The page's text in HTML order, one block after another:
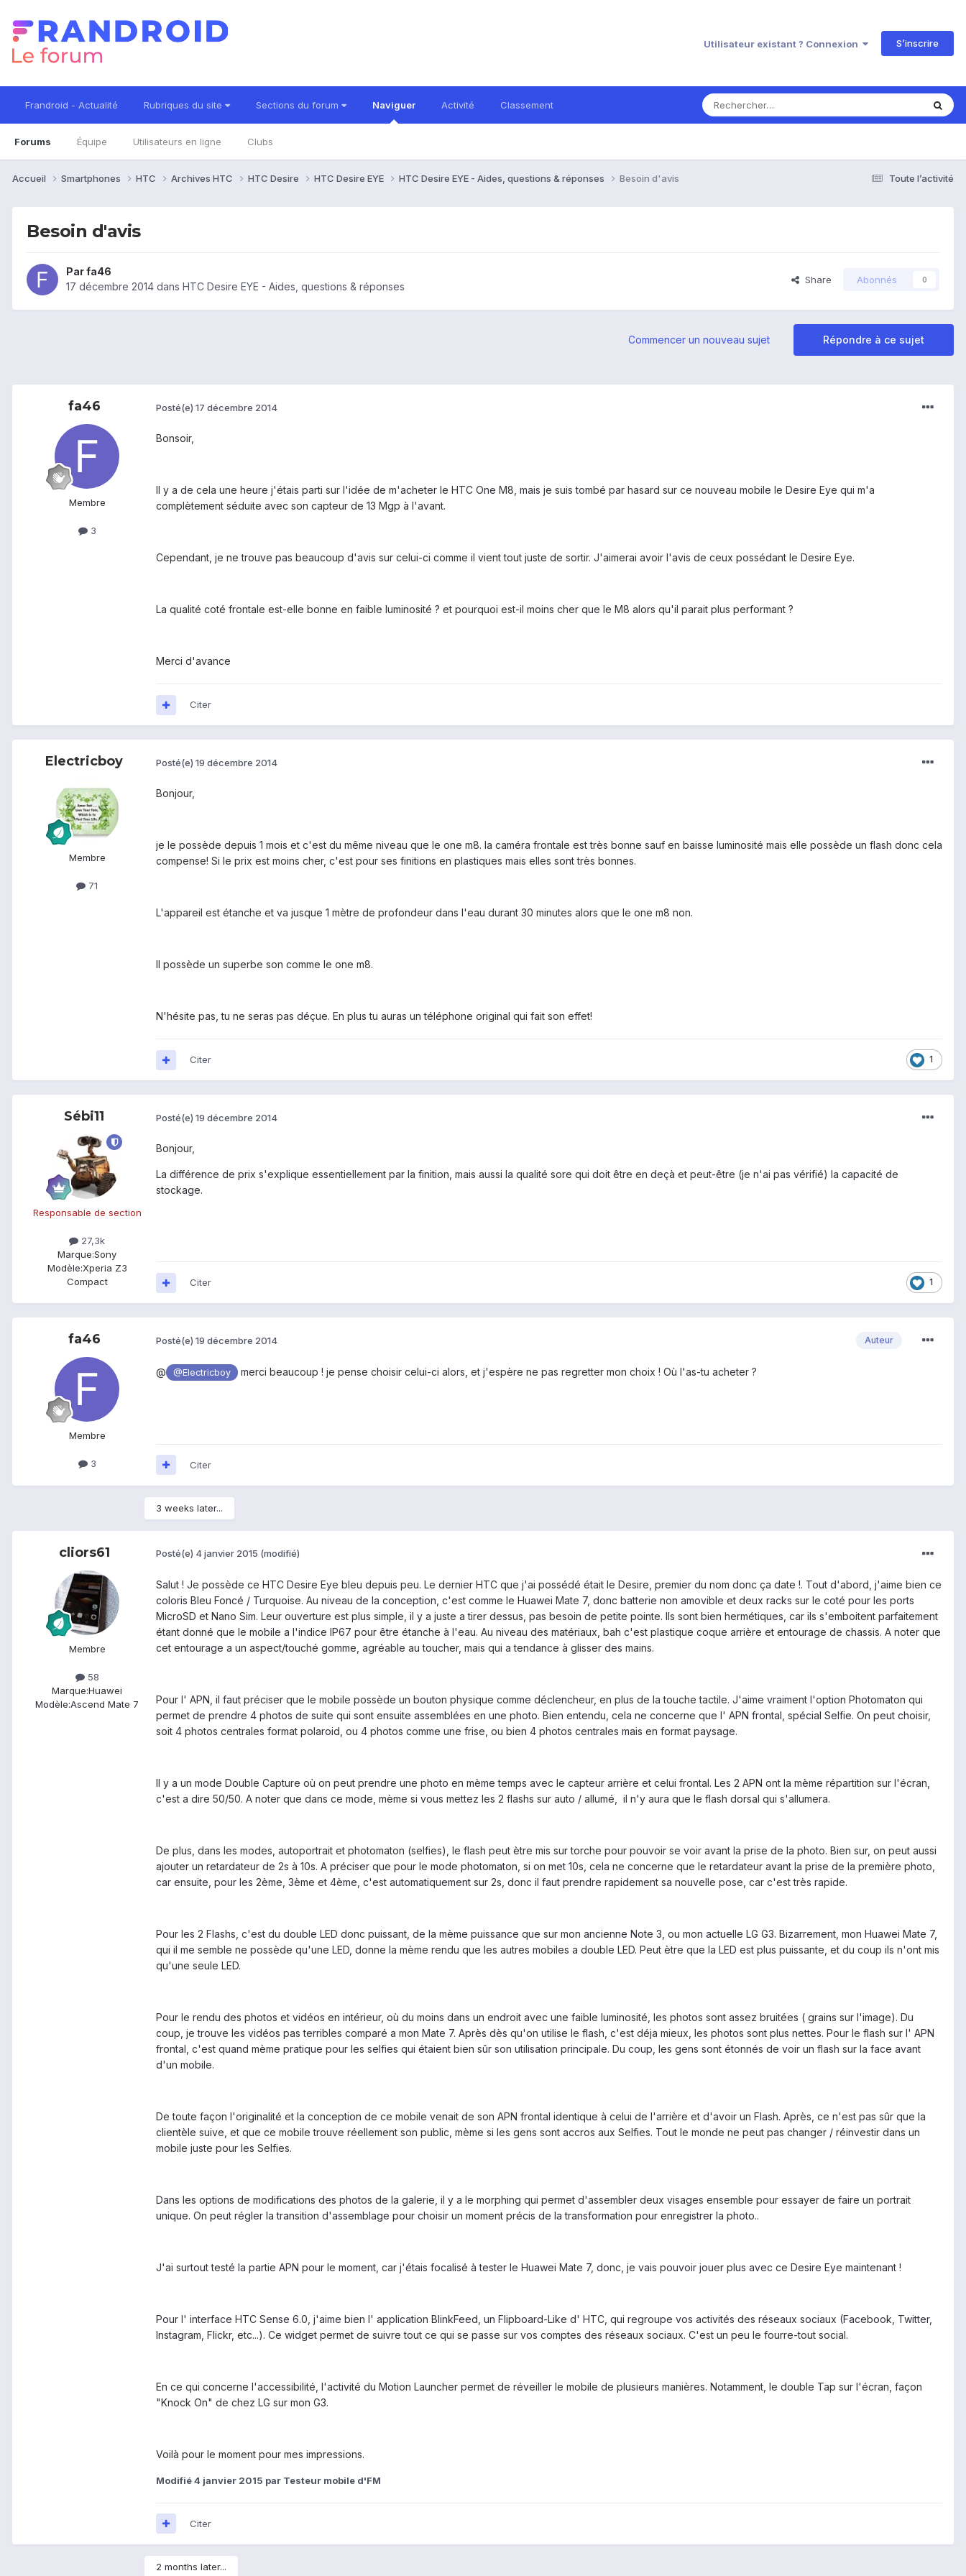
Utilisateur existant ? Connexion S’inscrire
Frandroid - Actualité Rubriques du site Sections du forum Naviguer
Forums Équipe Utilisateurs en ligne Clubs
Activité Classement
Toute l’activité
Accueil Smartphones HTC Archives HTC HTC Desire HTC Desire EYE HTC Desire EYE - Aides, questions & réponses Besoin d'avis
Besoin d'avis
Parfa46
17 décembre 2014 dans HTC Desire EYE - Aides, questions & réponses
Share Abonnés 0
Répondre à ce sujet
Commencer un nouveau sujet
fa46
Membre
3
Posté(e) 17 décembre 2014
Bonsoir,
Il y a de cela une heure j'étais parti sur l'idée de m'acheter le HTC One M8, mais je suis tombé par hasard sur ce nouveau mobile le Desire Eye qui m'a
complètement séduite avec son capteur de 13 Mgp à l'avant.
Cependant, je ne trouve pas beaucoup d'avis sur celui-ci comme il vient tout juste de sortir. J'aimerai avoir l'avis de ceux possédant le Desire Eye.
La qualité coté frontale est-elle bonne en faible luminosité ? et pourquoi est-il moins cher que le M8 alors qu'il parait plus performant ?
Merci d'avance
Citer
Electricboy
Membre
71
Posté(e) 19 décembre 2014
Bonjour,
je le possède depuis 1 mois et c'est du même niveau que le one m8. la caméra frontale est très bonne sauf en baisse luminosité mais elle possède un flash donc cela
compense! Si le prix est moins cher, c'est pour ses finitions en plastiques mais elles sont très bonnes.
L'appareil est étanche et va jusque 1 mètre de profondeur dans l'eau durant 30 minutes alors que le one m8 non.
Il possède un superbe son comme le one m8.
N'hésite pas, tu ne seras pas déçue. En plus tu auras un téléphone original qui fait son effet!
1
Citer
Sébi11
Responsable de section
27,3k
Marque:Sony
Modèle:Xperia Z3
Compact
Posté(e) 19 décembre 2014
Bonjour,
La différence de prix s'explique essentiellement par la finition, mais aussi la qualité sore qui doit être en deçà et peut-être (je n'ai pas vérifié) la capacité de
stockage.
1
Citer
fa46
Membre
3
Auteur
Posté(e) 19 décembre 2014
@ @Electricboy merci beaucoup ! je pense choisir celui-ci alors, et j'espère ne pas regretter mon choix ! Où l'as-tu acheter ?
Citer
3 weeks later...
cliors61
Membre
58
Marque:Huawei
Modèle:Ascend Mate 7
Posté(e) 4 janvier 2015 (modifié)
Salut ! Je possède ce HTC Desire Eye bleu depuis peu. Le dernier HTC que j'ai possédé était le Desire, premier du nom donc ça date !. Tout d'abord, j'aime bien ce
coloris Bleu Foncé / Turquoise. Au niveau de la conception, c'est comme le Huawei Mate 7, donc batterie non amovible et deux racks sur le coté pour les ports
MicroSD et Nano Sim. Leur ouverture est plus simple, il y a juste a tirer dessus, pas besoin de petite pointe. Ils sont bien hermétiques, car ils s'emboitent parfaitement
étant donné que le mobile a l'indice IP67 pour être étanche à l'eau. Au niveau des matériaux, bah c'est plastique coque arrière et entourage de chassis. A noter que
cet entourage a un aspect/touché gomme, agréable au toucher, mais qui a tendance à glisser des mains.
Pour l' APN, il faut préciser que le mobile possède un bouton physique comme déclencheur, en plus de la touche tactile. J'aime vraiment l'option Photomaton qui
permet de prendre 4 photos de suite qui sont ensuite assemblées en une photo. Bien entendu, cela ne concerne que l' APN frontal, spécial Selfie. On peut choisir,
soit 4 photos centrales format polaroid, ou 4 photos comme une frise, ou bien 4 photos centrales mais en format paysage.
Il y a un mode Double Capture où on peut prendre une photo en mème temps avec le capteur arrière et celui frontal. Les 2 APN ont la mème répartition sur l'écran,
c'est a dire 50/50. A noter que dans ce mode, mème si vous mettez les 2 flashs sur auto / allumé, il n'y aura que le flash dorsal qui s'allumera.
De plus, dans les modes, autoportrait et photomaton (selfies), le flash peut ètre mis sur torche pour pouvoir se voir avant la prise de la photo. Bien sur, on peut aussi
ajouter un retardateur de 2s à 10s. A préciser que pour le mode photomaton, si on met 10s, cela ne concerne que le retardateur avant la prise de la première photo,
car ensuite, pour les 2ème, 3ème et 4ème, c'est automatiquement sur 2s, donc il faut prendre rapidement sa nouvelle pose, car c'est très rapide.
Pour les 2 Flashs, c'est du double LED donc puissant, de la mème puissance que sur mon ancienne Note 3, ou mon actuelle LG G3. Bizarrement, mon Huawei Mate 7,
qui il me semble ne possède qu'une LED, donne la mème rendu que les autres mobiles a double LED. Peut ètre que la LED est plus puissante, et du coup ils n'ont mis
qu'une seule LED.
Pour le rendu des photos et vidéos en intérieur, où du moins dans un endroit avec une faible luminosité, les photos sont assez bruitées ( grains sur l'image). Du
coup, je trouve les vidéos pas terribles comparé a mon Mate 7. Après dès qu'on utilise le flash, c'est déja mieux, les photos sont plus nettes. Pour le flash sur l' APN
frontal, c'est quand mème pratique pour les selfies qui étaient bien sûr son utilisation principale. Du coup, les gens sont étonnés de voir un flash sur la face avant
d'un mobile.
De toute façon l'originalité et la conception de ce mobile venait de son APN frontal identique à celui de l'arrière et d'avoir un Flash. Après, ce n'est pas sûr que la
clientèle suive, et que ce mobile trouve réellement son public, mème si les gens sont accros aux Selfies. Tout le monde ne peut pas changer / réinvestir dans un
mobile juste pour les Selfies.
Dans les options de modifications des photos de la galerie, il y a le morphing qui permet d'assembler deux visages ensemble pour essayer de faire un portrait
unique. On peut régler la transition d'assemblage pour choisir un moment précis de la transformation pour enregistrer la photo..
J'ai surtout testé la partie APN pour le moment, car j'étais focalisé à tester le Huawei Mate 7, donc, je vais pouvoir jouer plus avec ce Desire Eye maintenant !
Pour l' interface HTC Sense 6.0, j'aime bien l' application BlinkFeed, un Flipboard-Like d' HTC, qui regroupe vos activités des réseaux sociaux (Facebook, Twitter,
Instagram, Flickr, etc...). Ce widget permet de suivre tout ce qui se passe sur vos comptes des réseaux sociaux. C'est un peu le fourre-tout social.
En ce qui concerne l'accessibilité, l'activité du Motion Launcher permet de réveiller le mobile de plusieurs manières. Notamment, le double Tap sur l'écran, façon
"Knock On" de chez LG sur mon G3.
Voilà pour le moment pour mes impressions.
Modifié4 janvier 2015 par Testeur mobile d'FM
Citer
2 months later...